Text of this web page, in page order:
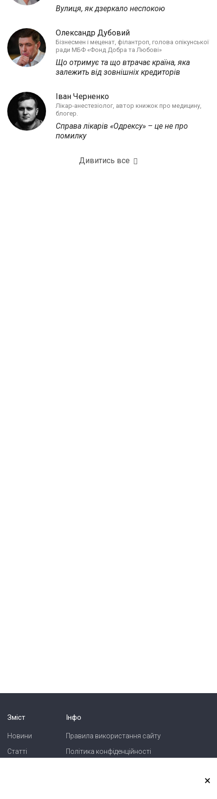
Вулиця, як дзеркало неспокою
Олександр Дубовий
Бізнесмен і меценат, філантроп, голова опікунської
ради МБФ «Фонд Добра та Любові»
Що отримує та що втрачає країна, яка
залежить від зовнішніх кредиторів
Іван Черненко
Лікар-анестезіолог, автор книжок про медицину,
блогер.
Справа лікарів «Одрексу» – це не про
помилку
Дивитись все
Зміст
Новини
Статті
Інфо
Правила використання сайту
Політика конфіденційності
×